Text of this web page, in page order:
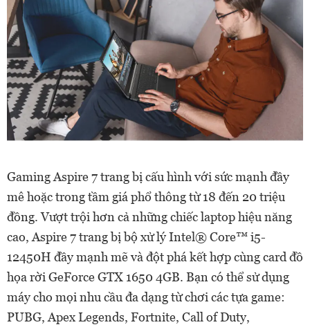
Gaming Aspire 7 trang bị cấu hình với sức mạnh đầy
mê hoặc trong tầm giá phổ thông từ 18 đến 20 triệu
đồng. Vượt trội hơn cả những chiếc laptop hiệu năng
cao, Aspire 7 trang bị bộ xử lý Intel® Core™ i5-
12450H đầy mạnh mẽ và đột phá kết hợp cùng card đồ
họa rời GeForce GTX 1650 4GB. Bạn có thể sử dụng
máy cho mọi nhu cầu đa dạng từ chơi các tựa game:
PUBG, Apex Legends, Fortnite, Call of Duty,